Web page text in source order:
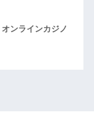
ンラインカジノ